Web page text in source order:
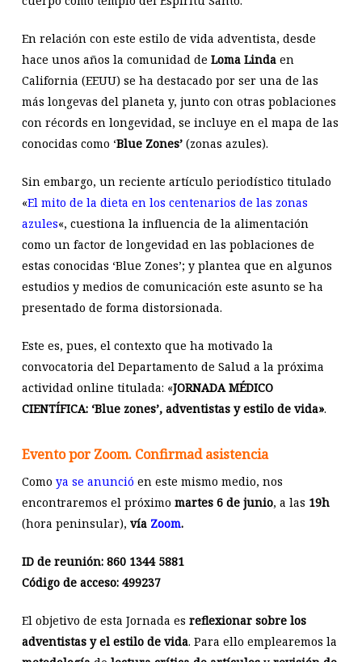
En relación con este estilo de vida adventista, desde
hace unos años la comunidad de Loma Lindaen
California (EEUU) se ha destacado por ser una de las
más longevas del planeta y, junto con otras poblaciones
con récords en longevidad, se incluye en el mapa de las
conocidas como ‘Blue Zones’(zonas azules).
Sin embargo, un reciente artículo periodístico titulado
«El mito de la dieta en los centenarios de las zonas
azules«, cuestiona la influencia de la alimentación
como un factor de longevidad en las poblaciones de
estas conocidas ‘Blue Zones’; y plantea que en algunos
estudios y medios de comunicación este asunto se ha
presentado de forma distorsionada.
Este es, pues, el contexto que ha motivado la
convocatoria del Departamento de Salud a la próxima
actividad online titulada: «JORNADA MÉDICO
CIENTÍFICA: ‘Blue zones’, adventistas y estilo de vida».
Evento por Zoom. Confirmad asistencia
Como ya se anunció en este mismo medio, nos
encontraremos el próximo martes 6 de junio, a las 19h
(hora peninsular), vía Zoom.
ID de reunión: 860 1344 5881
Código de acceso: 499237
El objetivo de esta Jornada es reflexionar sobre los
adventistas y el estilo de vida. Para ello emplearemos la